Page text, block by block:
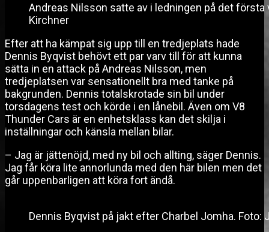
Andreas Nilsson satte av i ledningen på det första
Kirchner
Efter att ha kämpat sig upp till en tredjeplats hade
Dennis Byqvist behövt ett par varv till för att kunna
sätta in en attack på Andreas Nilsson, men
tredjeplatsen var sensationellt bra med tanke på
bakgrunden. Dennis totalskrotade sin bil under
torsdagens test och körde i en lånebil. Även om V8
Thunder Cars är en enhetsklass kan det skilja i
inställningar och känsla mellan bilar.
– Jag är jättenöjd, med ny bil och allting, säger Dennis.
Jag får köra lite annorlunda med den här bilen men det
går uppenbarligen att köra fort ändå.
Dennis Byqvist på jakt efter Charbel Jomha. Foto: